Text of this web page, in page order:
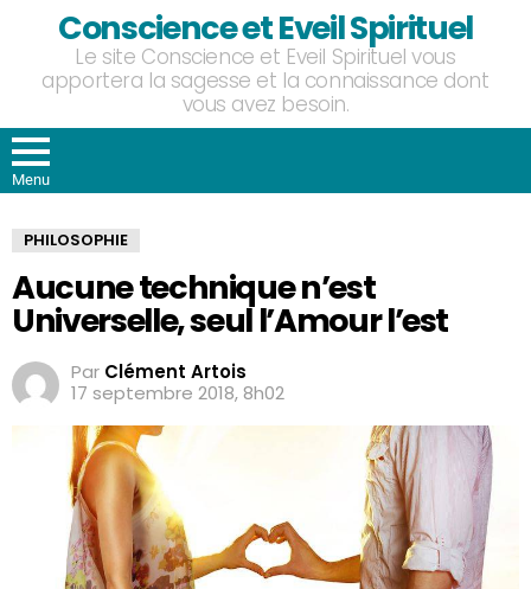
Conscience et Eveil Spirituel
Le site Conscience et Eveil Spirituel vous
apportera la sagesse et la connaissance dont
vous avez besoin.
Menu
PHILOSOPHIE
Aucune technique n’est
Universelle, seul l’Amour l’est
Par Clément Artois
17 septembre 2018, 8h02